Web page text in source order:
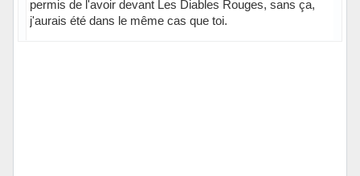
permis de l'avoir devant Les Diables Rouges, sans ça,
j'aurais été dans le même cas que toi.